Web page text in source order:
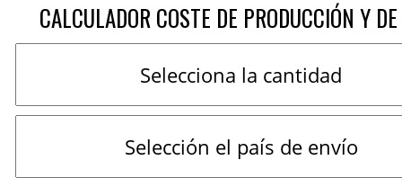
CALCULADOR COSTE DE PRODUCCIÓN Y